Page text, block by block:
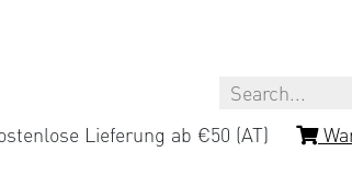
Search
Lieferung ab €50 (AT)